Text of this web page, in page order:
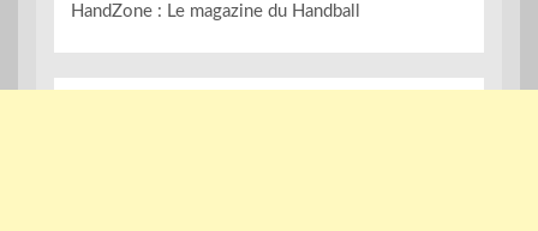
HandZone : Le magazine du Handball